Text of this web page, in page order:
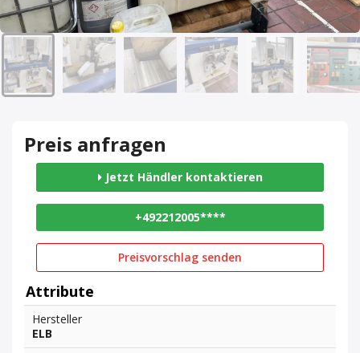
Preis anfragen
Jetzt Händler kontaktieren
+492212005****
Preisvorschlag senden
Attribute
Hersteller
ELB